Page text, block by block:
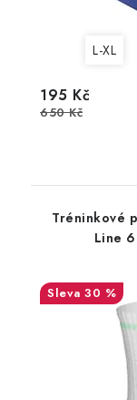
L-XL
195 Kč
650 Kč
Tréninkové
Line
30 %